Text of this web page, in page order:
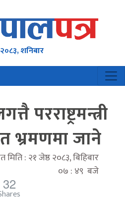
शनिबार
परराष्ट्रमन्त्री
भ्रमणमा जाने
मिति : २१ जेष्ठ २०८३, बिहिबार
०७ : ४९ बजे
32